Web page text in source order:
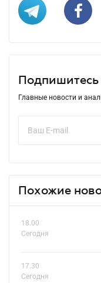
Подпишитесь
Главные новости и
Похожие
18.00
Сегодня
17.30
Сегодня